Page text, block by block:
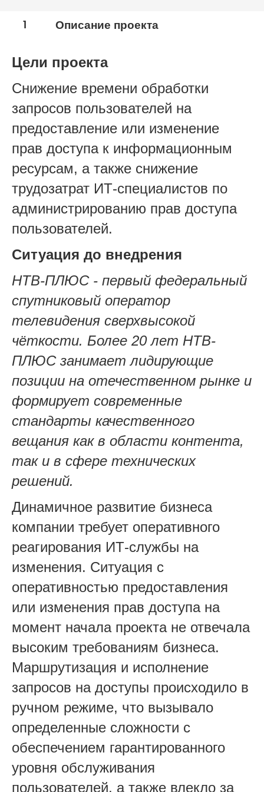
1 Описание проекта
Цели проекта
Снижение времени обработки
запросов пользователей на
предоставление или изменение
прав доступа к информационным
ресурсам, а также снижение
трудозатрат ИТ-специалистов по
администрированию прав доступа
пользователей.
Ситуация до внедрения
НТВ‑ПЛЮС - первый федеральный
спутниковый оператор
телевидения сверхвысокой
чёткости. Более 20 лет НТВ-
ПЛЮС занимает лидирующие
позиции на отечественном рынке и
формирует современные
стандарты качественного
вещания как в области контента,
так и в сфере технических
решений.
Динамичное развитие бизнеса
компании требует оперативного
реагирования ИТ-службы на
изменения. Ситуация с
оперативностью предоставления
или изменения прав доступа на
момент начала проекта не отвечала
высоким требованиям бизнеса.
Маршрутизация и исполнение
запросов на доступы происходило в
ручном режиме, что вызывало
определенные сложности с
обеспечением гарантированного
уровня обслуживания
пользователей, а также влекло за